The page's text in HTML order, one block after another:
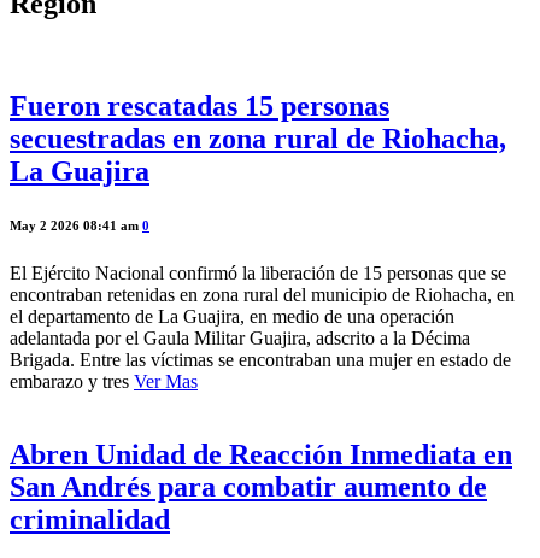
Fueron rescatadas 15 personas
secuestradas en zona rural de Riohacha,
La Guajira
May 2 2026 08:41 am 0
El Ejército Nacional confirmó la liberación de 15 personas que se
encontraban retenidas en zona rural del municipio de Riohacha, en
el departamento de La Guajira, en medio de una operación
adelantada por el Gaula Militar Guajira, adscrito a la Décima
Brigada. Entre las víctimas se encontraban una mujer en estado de
embarazo y tres Ver Mas
Abren Unidad de Reacción Inmediata en
San Andrés para combatir aumento de
criminalidad